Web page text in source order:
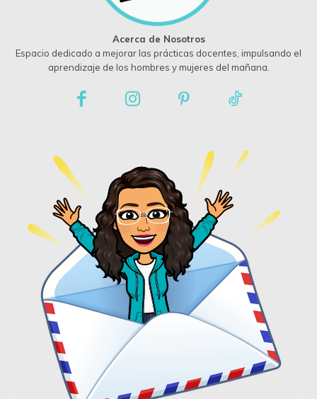
Acerca de Nosotros
Espacio dedicado a mejorar las prácticas docentes, impulsando el
aprendizaje de los hombres y mujeres del mañana.